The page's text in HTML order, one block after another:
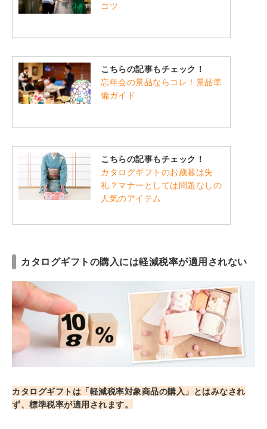
コツ
こちらの記事もチェック！
忘年会の景品ならコレ！景品準
備ガイド
こちらの記事もチェック！
カタログギフトのお歳暮は失
礼？マナーとしては問題なしの
人気のアイテム
カタログギフトの購入には軽減税率が適用されない
カタログギフトは「軽減税率対象商品の購入」とはみなされ
ず、標準税率が適用されます。